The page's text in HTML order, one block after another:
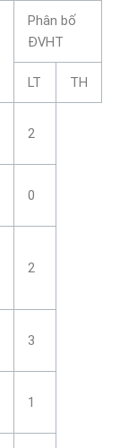
Phân bố
ĐVHT
LT TH
2
0
2
3
1